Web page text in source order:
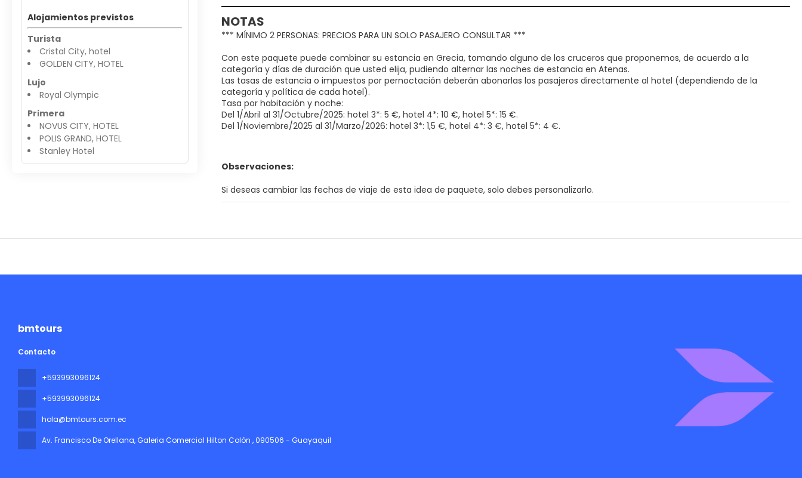
NOTAS
*** MÍNIMO 2 PERSONAS: PRECIOS PARA UN SOLO PASAJERO CONSULTAR ***
Con este paquete puede combinar su estancia en Grecia, tomando alguno de los cruceros que proponemos, de acuerdo a la
categoría y días de duración que usted elija, pudiendo alternar las noches de estancia en Atenas.
Las tasas de estancia o impuestos por pernoctación deberán abonarlas los pasajeros directamente al hotel (dependiendo de la
categoría y política de cada hotel).
Tasa por habitación y noche:
Del 1/Abril al 31/Octubre/2025: hotel 3*: 5 €, hotel 4*: 10 €, hotel 5*: 15 €.
Del 1/Noviembre/2025 al 31/Marzo/2026: hotel 3*: 1,5 €, hotel 4*: 3 €, hotel 5*: 4 €.
Observaciones:
Si deseas cambiar las fechas de viaje de esta idea de paquete, solo debes personalizarlo.
Alojamientos previstos
Turista
Cristal City, hotel
GOLDEN CITY, HOTEL
Lujo
Royal Olympic
Primera
NOVUS CITY, HOTEL
POLIS GRAND, HOTEL
Stanley Hotel
bmtours
Contacto
+593993096124
+593993096124
hola@bmtours.com.ec
Av. Francisco De Orellana, Galeria Comercial Hilton Colón , 090506 - Guayaquil